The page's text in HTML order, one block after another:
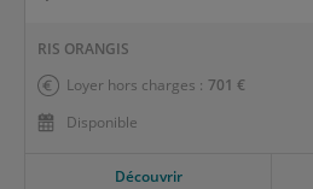
RIS ORANGIS
Loyer hors charges : 701 €
Disponible
Découvrir